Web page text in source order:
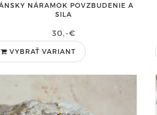
NÁRAMOK POVZBUDENIE A
SILA
30,-€
VYBRAŤ VARIANT